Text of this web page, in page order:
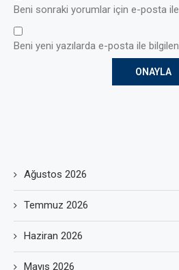
Beni sonraki yorumlar için e-posta ile
Beni yeni yazılarda e-posta ile
Ağustos 2026
Temmuz 2026
Haziran 2026
Mayıs 2026